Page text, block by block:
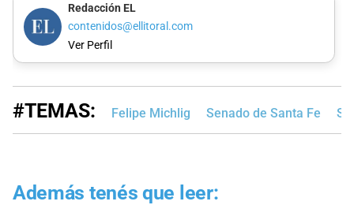
Redacción EL
contenidos@ellitoral.com
Ver Perfil
#TEMAS: Felipe Michlig Senado de Santa Fe
Además tenés que leer: